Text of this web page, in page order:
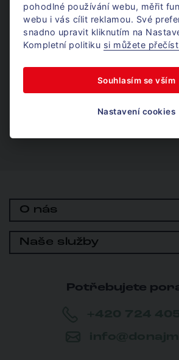
Odeslat dotaz
O nás
Naše služby
Potřebujete
pohodlné používání webu, měřit
webu i vás cílit reklamou. Své
snadno upravit kliknutím na
Kompletní politiku si můžete
Souhlasím se vším
Nastavení cookies